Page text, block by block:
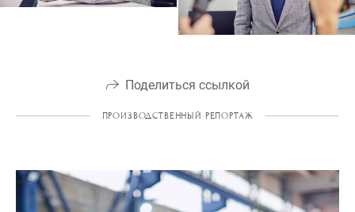
Поделиться ссылкой
ПРОИЗВОДСТВЕННЫЙ РЕПОРТАЖ